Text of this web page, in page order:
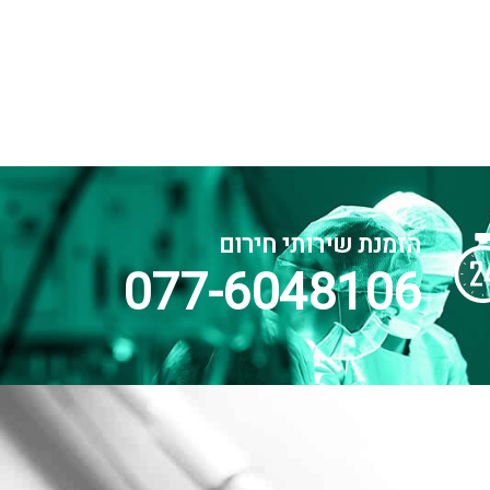
הזמנת שירותי חירום
077-6048106